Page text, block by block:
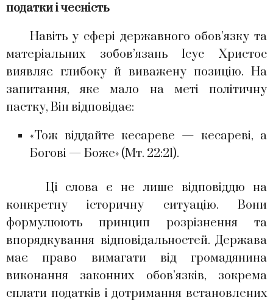
податки і чесність
Навіть у сфері державного обов’язку та
матеріальних зобов’язань Ісус Христос
виявляє глибоку й виважену позицію. На
запитання, яке мало на меті політичну
пастку, Він відповідає:
«Тож віддайте кесареве — кесареві, а
Богові — Боже» (Мт. 22:21).
Ці слова є не лише відповіддю на
конкретну історичну ситуацію. Вони
формулюють принцип розрізнення та
впорядкування відповідальностей. Держава
має право вимагати від громадянина
виконання законних обов’язків, зокрема
сплати податків і дотримання встановлених